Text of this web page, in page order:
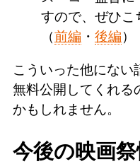
すので、ぜひこ
（前編 ・ 後編）
こういった他にない
無料公開してくれる
かもしれません。
今後の映画